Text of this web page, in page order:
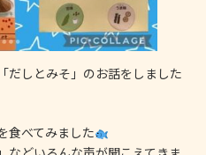
だしとみそ」のお話をしました
食べてみました